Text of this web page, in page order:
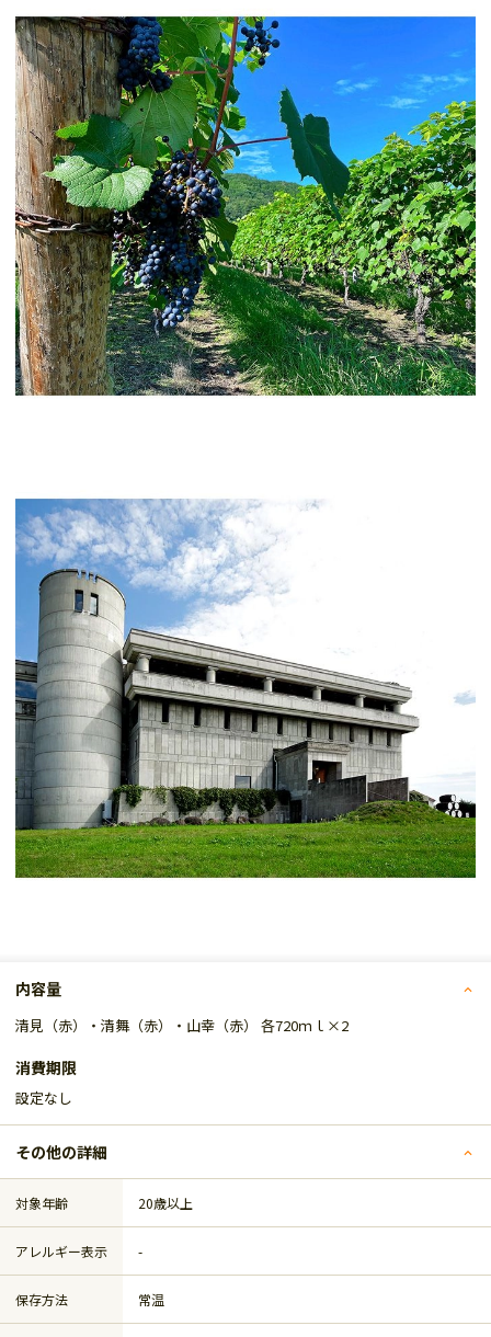
内容量
清見（赤）・清舞（赤）・山幸（赤） 各720ｍｌ×2
消費期限
設定なし
その他の詳細
対象年齢 20歳以上
アレルギー表示 -
保存方法 常温